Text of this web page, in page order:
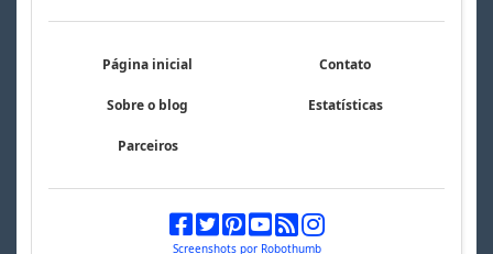
Página inicial Contato
Sobre o blog Estatísticas
Parceiros
Screenshots por Robothumb